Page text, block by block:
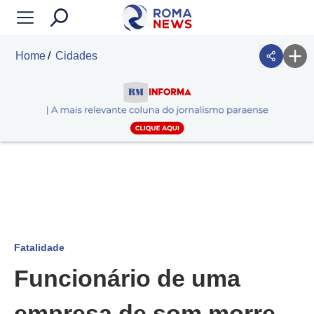
Home Cidades
Fatalidade
Funcionário de uma